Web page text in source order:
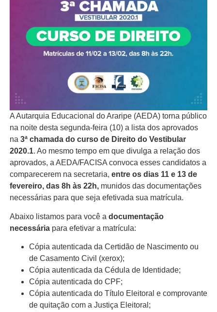
A Autarquia Educacional do Araripe (AEDA) torna público
na noite desta segunda-feira (10) a lista dos aprovados
na 3ª chamada do curso de Direito do Vestibular
2020.1. Ao mesmo tempo em que divulga a relação dos
aprovados, a AEDA/FACISA convoca esses candidatos a
comparecerem na secretaria, entre os dias 11 e 13 de
fevereiro, das 8h às 22h, munidos das documentações
necessárias para que seja efetivada sua matrícula.
Abaixo listamos para você a documentação
necessária para efetivar a matrícula:
Cópia autenticada da Certidão de Nascimento ou
de Casamento Civil (xerox);
Cópia autenticada da Cédula de Identidade;
Cópia autenticada do CPF;
Cópia autenticada do Título Eleitoral e comprovante
de quitação com a Justiça Eleitoral;